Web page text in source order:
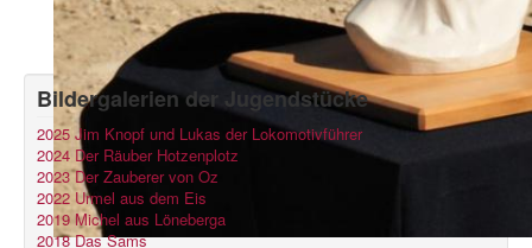
Bildergalerien der Jugendstücke
2025 Jim Knopf und Lukas der Lokomotivführer
2024 Der Räuber Hotzenplotz
2023 Der Zauberer von Oz
2022 Urmel aus dem Eis
2019 Michel aus Löneberga
2018 Das Sams